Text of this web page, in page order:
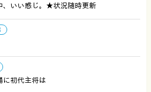
、いい感じ。★状況随時更新
に初代主将は